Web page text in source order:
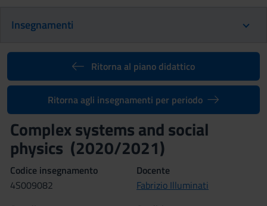
Insegnamenti
Ritorna al piano didattico
Ritorna agli insegnamenti per periodo
Complex systems and social
physics (2020/2021)
Codice insegnamento
4S009082
Docente
Fabrizio Illuminati